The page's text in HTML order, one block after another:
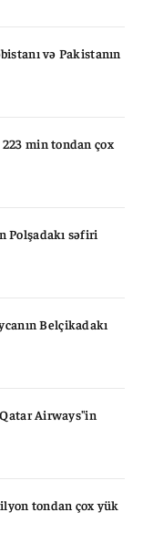
və Pakistanın
min tondan çox
Polşadakı səfiri
Belçikadakı
Airways"in
tondan çox yük